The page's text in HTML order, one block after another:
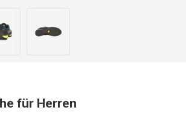
laden
für Herren